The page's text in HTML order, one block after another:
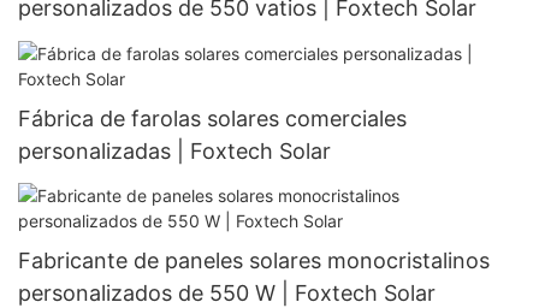
personalizados de 550 vatios | Foxtech Solar
Fábrica de farolas solares comerciales
personalizadas | Foxtech Solar
Fabricante de paneles solares monocristalinos
personalizados de 550 W | Foxtech Solar